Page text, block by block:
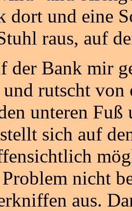
dort und eine
raus, auf
der Bank mir
rutscht von
unteren
sich auf
nicht
aus.